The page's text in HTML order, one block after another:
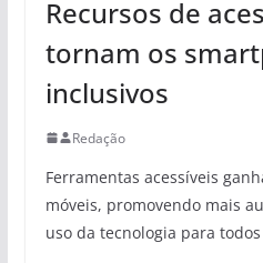
Recursos de
tornam os
inclusivos
Redação
Ferramentas acessíveis
móveis, promovendo mais
uso da tecnologia para